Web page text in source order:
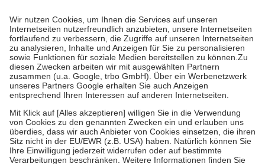
höchstens zehn Euro.
Es sind jedoch nie mehr als die tatsächlichen
Kosten der Leistung zu entrichten.
Diese Regeln gelten grundsätzlich auch für Online-Apotheken.
Bei Heilmitteln und häuslicher Krankenpflege beträgt die
Zuzahlung zehn Prozent der Kosten sowie zehn Euro je
Verordnung.
Um das Engagement der Versicherten für ihre eigene Gesundheit zu
stärken und die besondere Stellung der Familie zu unterstützen,
fallenkeine Zuzahlungenan bei:
• Kindern und Jugendlichen bis zum vollendeten 18. Lebensjahr
mit Ausnahme der Fahrkosten
• Untersuchungen zur Vorsorge und Früherkennung, die von der